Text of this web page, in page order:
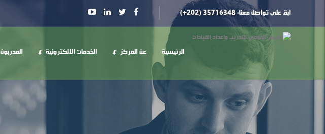
ابق على تواصل معنا:35716348 (202+)
الرئيسية عن المركز الخدمات الالكترونية المدربون